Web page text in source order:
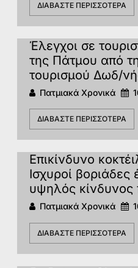
ΔΙΑΒΆΣΤΕ ΠΕΡΙΣΣΌΤΕΡΑ
Έλεγχοι σε
της Πάτμου από
τουρισμού Δωδ/
Πατμιακά Χρονικά
ΔΙΑΒΆΣΤΕ ΠΕΡΙΣΣΌΤΕΡΑ
Επικίνδυνο
Ισχυροί
υψηλός κίνδυνος
Πατμιακά Χρονικά
ΔΙΑΒΆΣΤΕ ΠΕΡΙΣΣΌΤΕΡΑ